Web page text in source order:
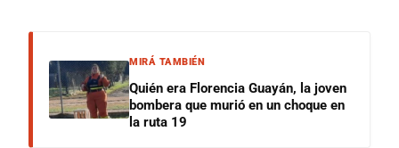
MIRÁ TAMBIÉN
Quién era Florencia Guayán, la joven
bombera que murió en un choque en
la ruta 19